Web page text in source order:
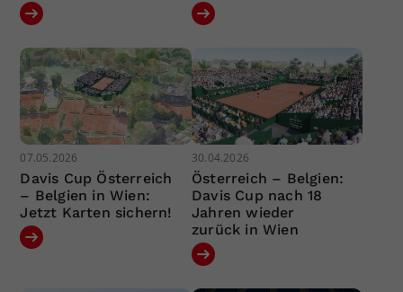
07.05.2026
Davis Cup Österreich
– Belgien in Wien:
Jetzt Karten sichern!
30.04.2026
Österreich – Belgien:
Davis Cup nach 18
Jahren wieder
zurück in Wien